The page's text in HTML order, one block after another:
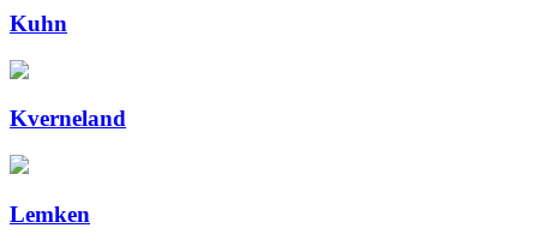
Kuhn
Kverneland
Lemken